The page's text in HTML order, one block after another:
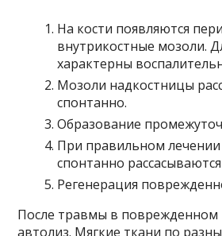
На кости появляются
внутрикостные мозоли.
характерны
Мозоли надкостницы
спонтанно.
Образование
При правильном
спонтанно
Регенерация
После травмы в поврежденном
автолиз. Мягкие ткани по